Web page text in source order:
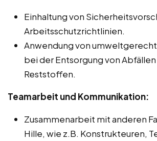
Einhaltung von
Arbeitsschutzrichtlinien.
Anwendung von
bei der Entsorgung von Abfällen
Reststoffen.
Teamarbeit und Kommunikation:
Zusammenarbeit mit anderen
Hille, wie z.B. Konstrukteuren,